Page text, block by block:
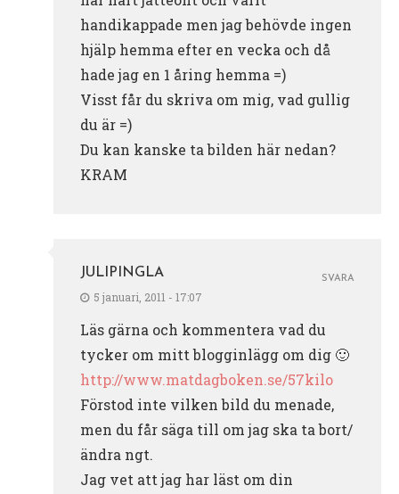
handikappade men jag behövde ingen
hjälp hemma efter en vecka och då
hade jag en 1 åring hemma =)
Visst får du skriva om mig, vad gullig
du är =)
Du kan kanske ta bilden här nedan?
KRAM
JULIPINGLA
5 januari, 2011 - 17:07
Läs gärna och kommentera vad du
tycker om mitt blogginlägg om dig 🙂
http://www.matdagboken.se/57kilo
Förstod inte vilken bild du menade,
men du får säga till om jag ska ta bort/
ändra ngt.
Jag vet att jag har läst om din
SVARA